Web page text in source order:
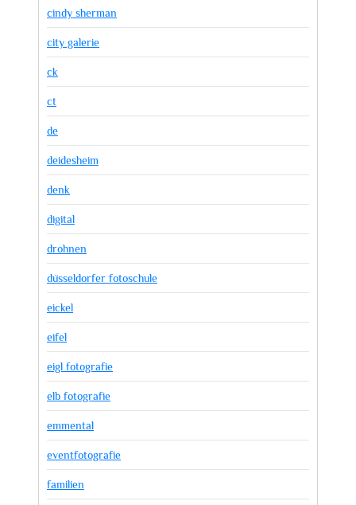
cindy sherman
city galerie
ck
ct
de
deidesheim
denk
digital
drohnen
düsseldorfer fotoschule
eickel
eifel
eigl fotografie
elb fotografie
emmental
eventfotografie
familien